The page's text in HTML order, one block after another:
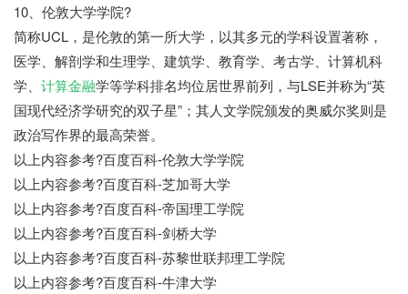
10、伦敦大学学院?
简称UCL，是伦敦的第一所大学，以其多元的学科设置著称，
医学、解剖学和生理学、建筑学、教育学、考古学、计算机科
学、 计算金融学等学科排名均位居世界前列，与LSE并称为“英
国现代经济学研究的双子星”；其人文学院颁发的奥威尔奖则是
政治写作界的最高荣誉。
以上内容参考?百度百科-伦敦大学学院
以上内容参考?百度百科-芝加哥大学
以上内容参考?百度百科-帝国理工学院
以上内容参考?百度百科-剑桥大学
以上内容参考?百度百科-苏黎世联邦理工学院
以上内容参考?百度百科-牛津大学